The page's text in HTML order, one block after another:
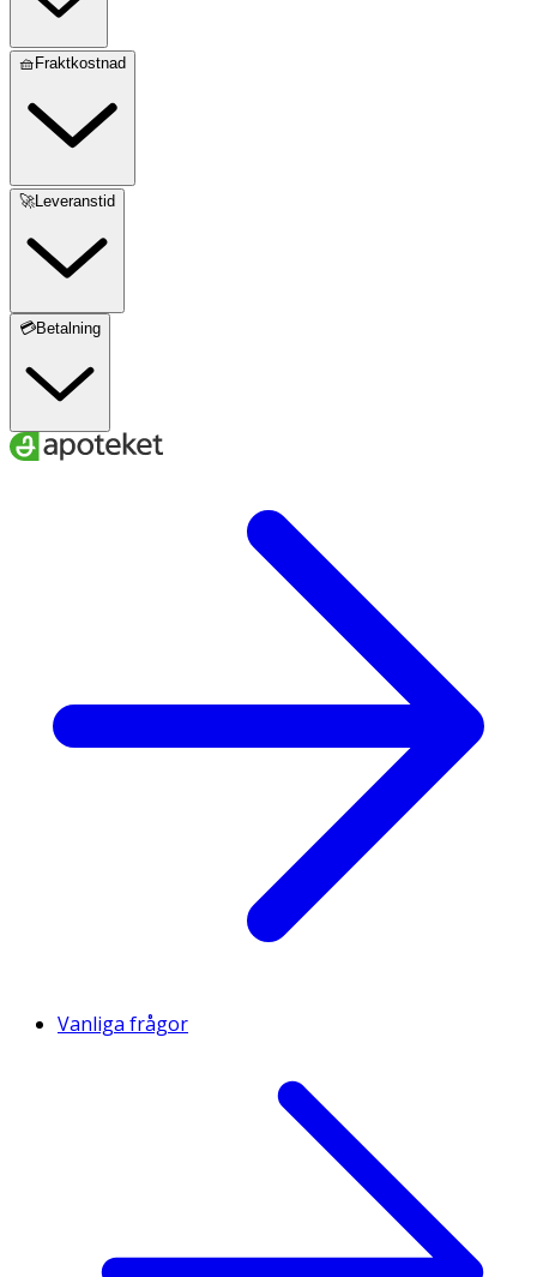
🧺Fraktkostnad
🚀Leveranstid
💳Betalning
Vanliga frågor